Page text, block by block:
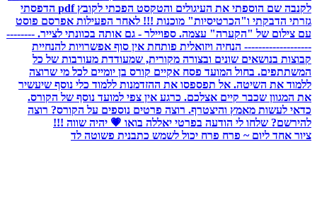
ציור אחד ליום ~ פרח פרח יכול לשמש כתבנית פשוטה לד